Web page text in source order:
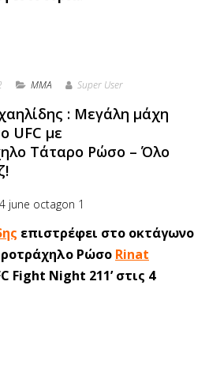
MMA Super User
: Μεγάλη μάχη
UFC με
Τάταρο Ρώσο – Όλο
επιστρέφει στο οκτάγωνο
Ρώσο Rinat
Fight Night 211’ στις 4